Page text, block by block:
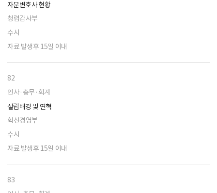
자문변호사 현황
청렴감사부
수시
자료 발생후 15일 이내
82
인사·총무·회계
설립배경 및 연혁
혁신경영부
수시
자료 발생후 15일 이내
83